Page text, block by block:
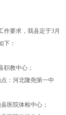
作要求，我县定于3月
下：
职教中心；
：河北隆尧第一中
医院体检中心；